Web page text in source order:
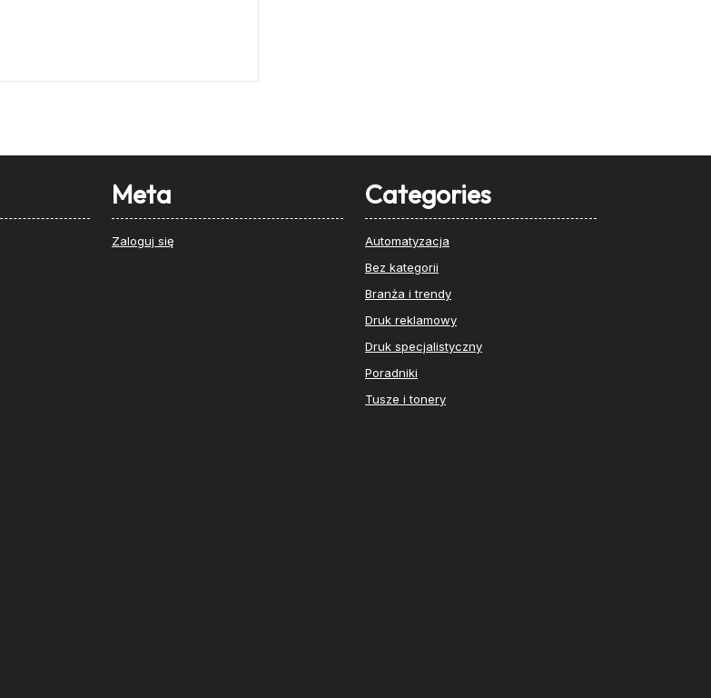
Meta
Zaloguj się
Categories
Automatyzacja
Bez kategorii
Branża i trendy
Druk reklamowy
Druk specjalistyczny
Poradniki
Tusze i tonery